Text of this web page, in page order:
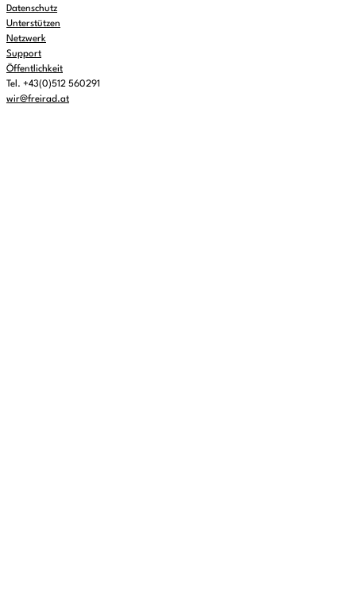
Datenschutz
Unterstützen
Netzwerk
Support
Öffentlichkeit
Tel. +43(0)512 560291
wir@freirad.at